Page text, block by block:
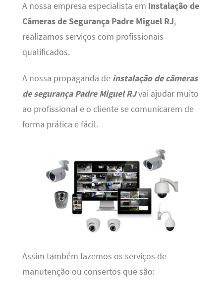
A nossa empresa especialista em Instalação de
Câmeras de Segurança Padre Miguel RJ,
realizamos serviços com profissionais
qualificados.
A nossa propaganda de instalação de câmeras
de segurança Padre Miguel RJvai ajudar muito
ao profissional e o cliente se comunicarem de
forma prática e fácil.
Assim também fazemos os serviços de
manutenção ou consertos que são: